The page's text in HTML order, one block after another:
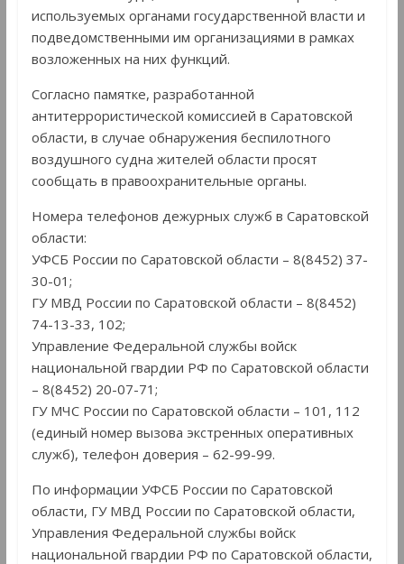
используемых органами государственной власти и
подведомственными им организациями в рамках
возложенных на них функций.
Согласно памятке, разработанной
антитеррористической комиссией в Саратовской
области, в случае обнаружения беспилотного
воздушного судна жителей области просят
сообщать в правоохранительные органы.
Номера телефонов дежурных служб в Саратовской
области:
УФСБ России по Саратовской области – 8(8452) 37-
30-01;
ГУ МВД России по Саратовской области – 8(8452)
74-13-33, 102;
Управление Федеральной службы войск
национальной гвардии РФ по Саратовской области
– 8(8452) 20-07-71;
ГУ МЧС России по Саратовской области – 101, 112
(единый номер вызова экстренных оперативных
служб), телефон доверия – 62-99-99.
По информации УФСБ России по Саратовской
области, ГУ МВД России по Саратовской области,
Управления Федеральной службы войск
национальной гвардии РФ по Саратовской области,